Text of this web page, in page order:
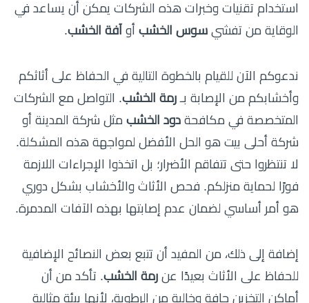
استخدام تقنيات وخبرات هذه الشركات يمكن أن يساعد في
الوقاية من تفشي سوس الخشب أو آفة الخشب.
ندعوكم الآن للقيام بالخطوة التالية في الحفاظ على أثاثكم
وأخشابكم من الإصابة بـ رمة الخشب. التواصل مع الشركات
المتخصصة في مكافحة دود الخشب مثل شركة المدينة أو
شركة أحلى بيت هو الحل الأفضل لمواجهة هذه المشكلة.
لا تنتظروا حتى تتفاقم الأضرار؛ بل اتخذوا الإجراءات اللازمة
فورًا لحماية منزلكم. فحص الأثاث والأخشاب بشكل دوري
هو أمر أساسي لضمان عدم إصابتها بهذه الآفات المدمرة.
إضافة إلى ذلك، من المفيد أن تتبع بعض النصائح الإضافية
للحفاظ على الأثاث بعيدًا عن رمة الخشب. تأكد من أن
أماكن التخزين جافة وخالية من الرطوبة، لأنها بيئة مثالية